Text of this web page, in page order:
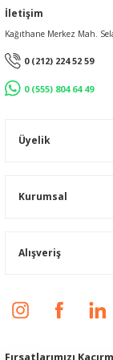
İletişim
Kağıthane Merkez Mah.
0 (212) 224 52 59
0 (555) 804 64 49
Üyelik
Kurumsal
Alışveriş
Fırsatlarımızı